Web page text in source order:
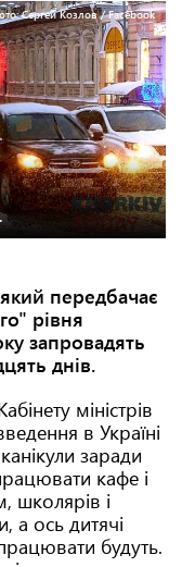
Сергей Козлов / Facebook
передбачає
рівня
запровадять
днів.
міністрів
в Україні
заради
кафе і
школярів і
а ось дитячі
будуть.